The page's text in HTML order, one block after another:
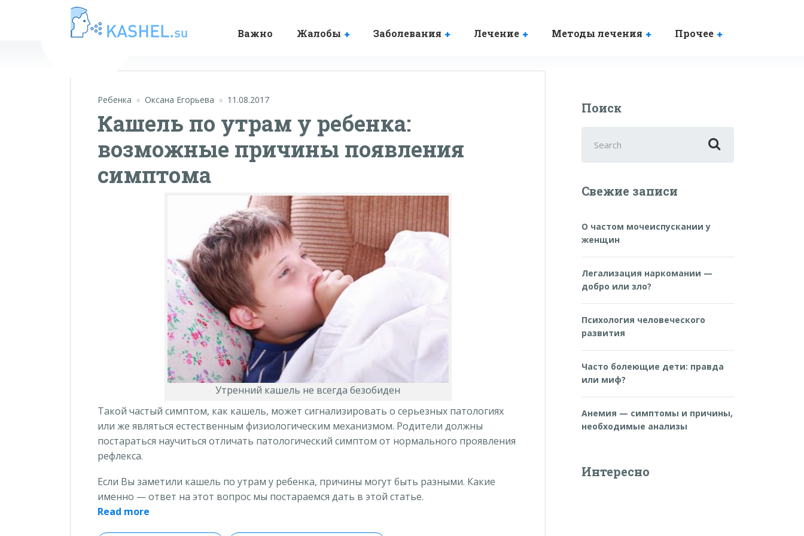
Важно Жалобы Заболевания Лечение Методы лечения Прочее
Ребенка Оксана Егорьева 11.08.2017
Кашель по утрам у ребенка:
возможные причины появления
симптома
Утренний кашель не всегда безобиден
Такой частый симптом, как кашель, может сигнализировать о серьезных патологиях
или же являться естественным физиологическим механизмом. Родители должны
постараться научиться отличать патологический симптом от нормального проявления
рефлекса.
Если Вы заметили кашель по утрам у ребенка, причины могут быть разными. Какие
именно — ответ на этот вопрос мы постараемся дать в этой статье.
Read more
Поиск
for:
Свежие записи
О частом мочеиспускании у
женщин
Легализация наркомании —
добро или зло?
Психология человеческого
развития
Часто болеющие дети: правда
или миф?
Анемия — симптомы и причины,
необходимые анализы
Интересно